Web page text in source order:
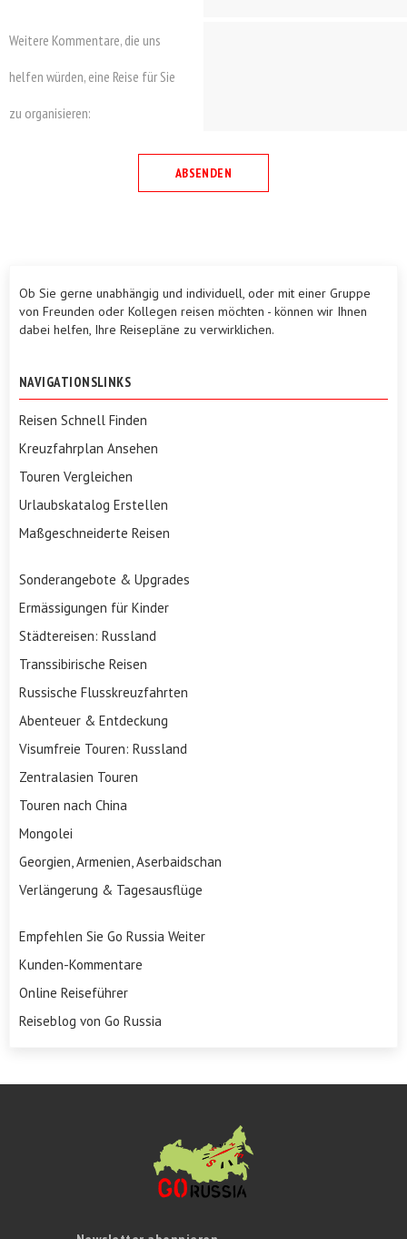
Weitere Kommentare, die uns
helfen würden, eine Reise für Sie
zu organisieren:
Ob Sie gerne unabhängig und individuell, oder mit einer Gruppe
von Freunden oder Kollegen reisen möchten - können wir Ihnen
dabei helfen, Ihre Reisepläne zu verwirklichen.
NAVIGATIONSLINKS
Reisen Schnell Finden
Kreuzfahrplan Ansehen
Touren Vergleichen
Urlaubskatalog Erstellen
Maßgeschneiderte Reisen
Sonderangebote & Upgrades
Ermässigungen für Kinder
Städtereisen: Russland
Transsibirische Reisen
Russische Flusskreuzfahrten
Abenteuer & Entdeckung
Visumfreie Touren: Russland
Zentralasien Touren
Touren nach China
Mongolei
Georgien, Armenien, Aserbaidschan
Verlängerung & Tagesausflüge
Empfehlen Sie Go Russia Weiter
Kunden-Kommentare
Online Reiseführer
Reiseblog von Go Russia